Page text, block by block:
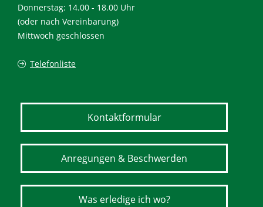
Donnerstag: 14.00 - 18.00 Uhr
(oder nach Vereinbarung)
Mittwoch geschlossen
Telefonliste
Kontaktformular
Anregungen & Beschwerden
Was erledige ich wo?